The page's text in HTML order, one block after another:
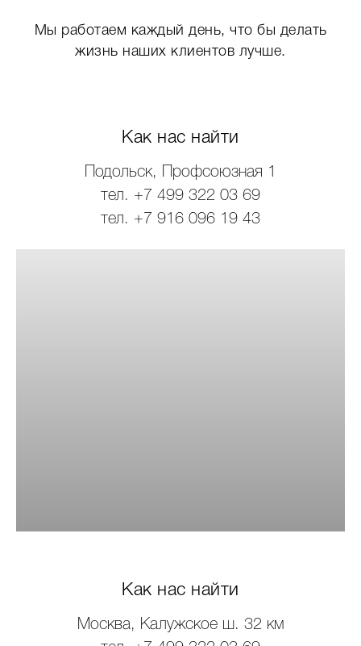
Мы работаем каждый день, что бы делать
жизнь наших клиентов лучше.
Как нас найти
Подольск, Профсоюзная 1
тел. +7 499 322 03 69
тел. +7 916 096 19 43
Как нас найти
Москва, Калужское ш. 32 км